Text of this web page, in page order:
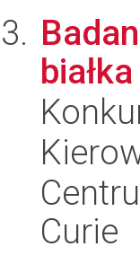
Curie